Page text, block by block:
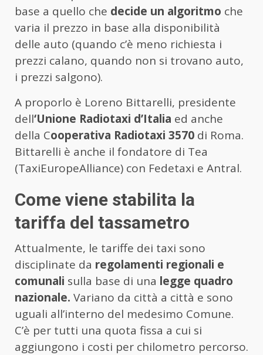
base a quello che decide un algoritmo che
varia il prezzo in base alla disponibilità
delle auto (quando c’è meno richiesta i
prezzi calano, quando non si trovano auto,
i prezzi salgono).
A proporlo è Loreno Bittarelli, presidente
dell‘Unione Radiotaxi d’Italia ed anche
della Cooperativa Radiotaxi 3570 di Roma.
Bittarelli è anche il fondatore di Tea
(TaxiEuropeAlliance) con Fedetaxi e Antral.
Come viene stabilita la
tariffa del tassametro
Attualmente, le tariffe dei taxi sono
disciplinate da regolamenti regionali e
comunali sulla base di una legge quadro
nazionale. Variano da città a città e sono
uguali all’interno del medesimo Comune.
C’è per tutti una quota fissa a cui si
aggiungono i costi per chilometro percorso.